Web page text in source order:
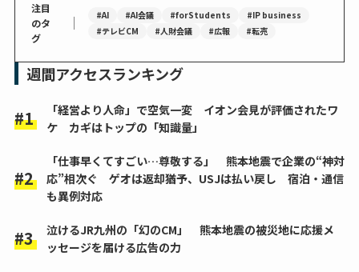
注目
のタ
グ
｜ #AI #AI会議 #forStudents
#IP business
#テレビCM
#人財会議 #広報 #転売
週間アクセスランキング
「経営より人命」で空気一変 イオン会見が評価されたワ
ケ カギはトップの「知識量」
「仕事早くてすごい…尊敬する」 熊本地震で企業の“神対
応”相次ぐ ゲオは返却猶予、USJは払い戻し 宿泊・通信
も異例対応
泣けるJR九州の「幻のCM」 熊本地震の被災地に応援メ
ッセージを届ける広告の力